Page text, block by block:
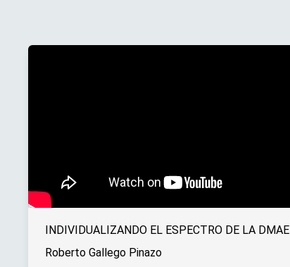
INDIVIDUALIZANDO EL ESPECTRO DE LA DMAE
Roberto Gallego Pinazo